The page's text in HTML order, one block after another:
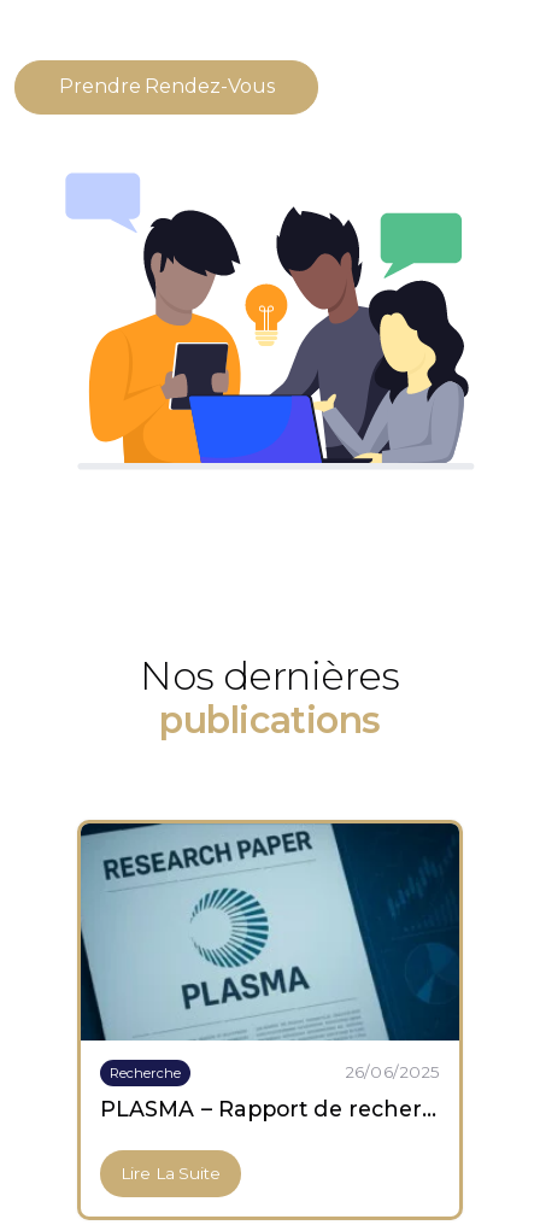
Prendre Rendez-Vous
Nos dernières
publications
Recherche 26/06/2025
PLASMA – Rapport de recherche
Lire La Suite